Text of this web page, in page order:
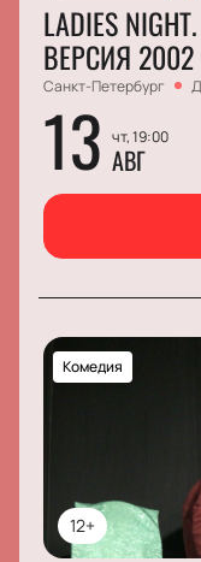
LADIES
ВЕРСИЯ 2002
Санкт-Петербург
13 чт, 19:00
АВГ
12+
Комедия